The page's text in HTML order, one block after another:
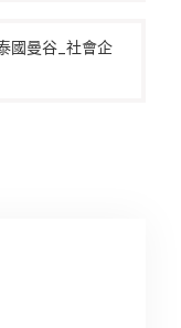
國曼谷_社會企